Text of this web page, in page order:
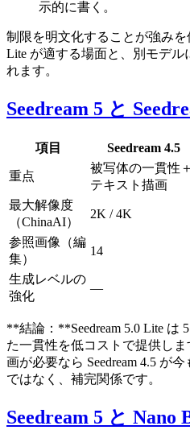
示的に書く。
制限を明文化することが強みを
Lite が適する場面と、別モデル
れます。
Seedream 5 と
項目 Seedream 4.5
重点
被写体の一貫性＋
テキスト描画
最大解像度
（ChinaAI）
2K / 4K
参照画像（編
集）
14
生成レベルの
強化
—
**結論：**Seedream 5.0 Lite は
た一貫性を低コストで提供し
画が必要なら Seedream 4.5 が
ではなく、補完関係です。
Seedream 5 と Nano